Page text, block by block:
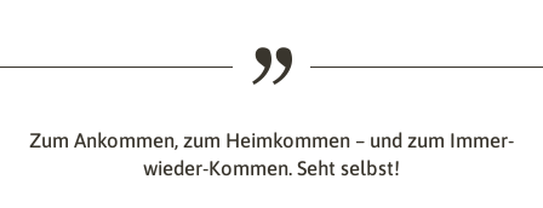
Zum Ankommen, zum Heimkommen – und zum Immer-
wieder-Kommen. Seht selbst!